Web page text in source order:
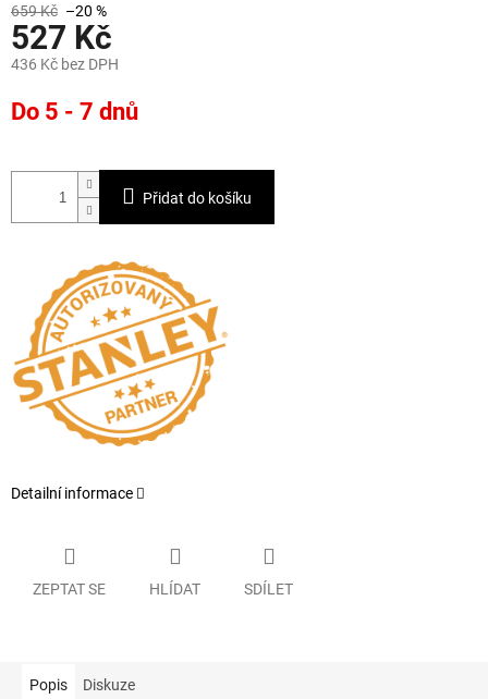
659 Kč –20 %
527 Kč
436 Kč bez DPH
cena:
Do 5 - 7 dnů
Přidat do košíku
Detailní informace
ZEPTAT SE HLÍDAT SDÍLET
Popis Diskuze